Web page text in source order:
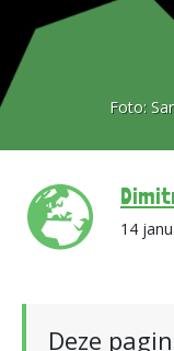
Foto:
14
Deze